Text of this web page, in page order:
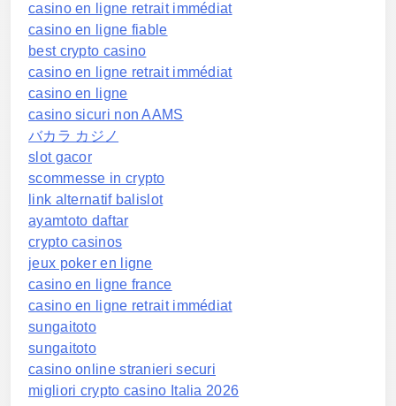
casino en ligne retrait immédiat
casino en ligne fiable
best crypto casino
casino en ligne retrait immédiat
casino en ligne
casino sicuri non AAMS
バカラ カジノ
slot gacor
scommesse in crypto
link alternatif balislot
ayamtoto daftar
crypto casinos
jeux poker en ligne
casino en ligne france
casino en ligne retrait immédiat
sungaitoto
sungaitoto
casino online stranieri securi
migliori crypto casino Italia 2026